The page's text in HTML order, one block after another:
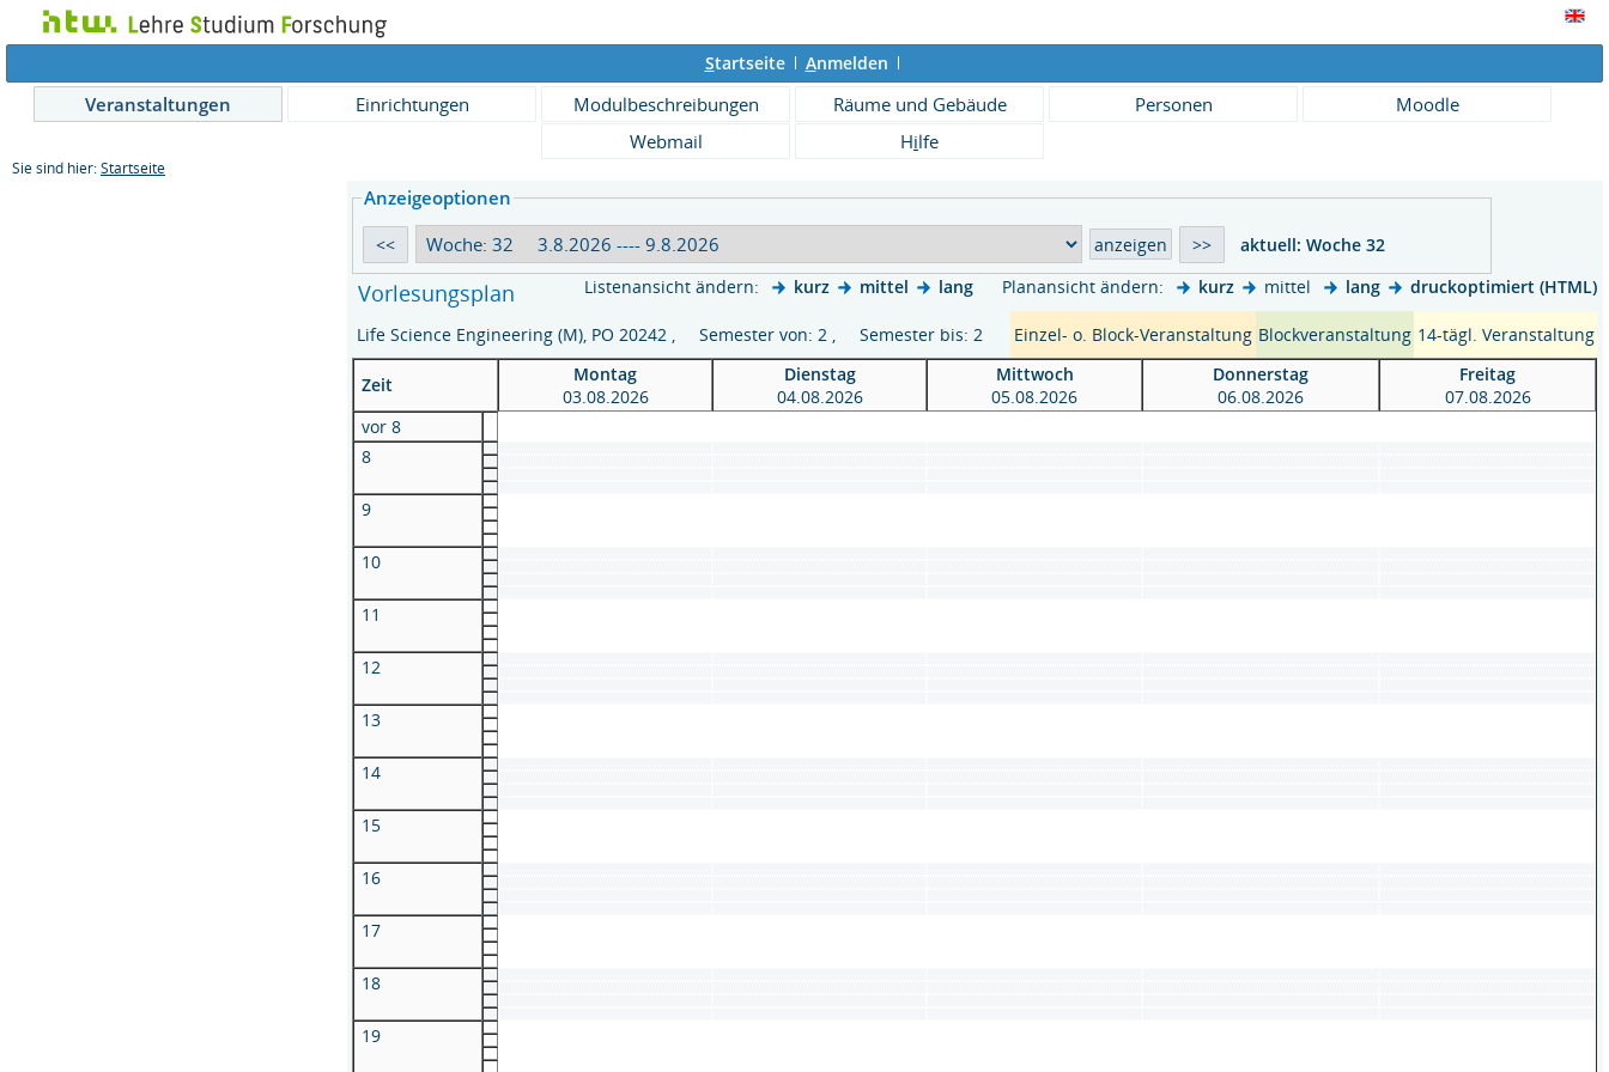
Startseite Anmelden
Veranstaltungen Einrichtungen Modulbeschreibungen Räume und Gebäude Personen
Moodle
Webmail
Hilfe
Sie sind hier: Startseite
Anzeigeoptionen
aktuell:Woche 32
Vorlesungsplan Listenansicht ändern: kurz mittel lang Planansicht ändern: kurz mittel lang druckoptimiert (HTML)
Life Science Engineering (M), PO 20242 , Semester von: 2 , Semester bis: 2 Einzel- o. Block-Veranstaltung Blockveranstaltung 14-tägl. Veranstaltung
Zeit
Montag
03.08.2026
Dienstag
04.08.2026
Mittwoch
05.08.2026
Donnerstag
06.08.2026
Freitag
07.08.2026
vor 8
8
9
10
11
12
13
14
15
16
17
18
19